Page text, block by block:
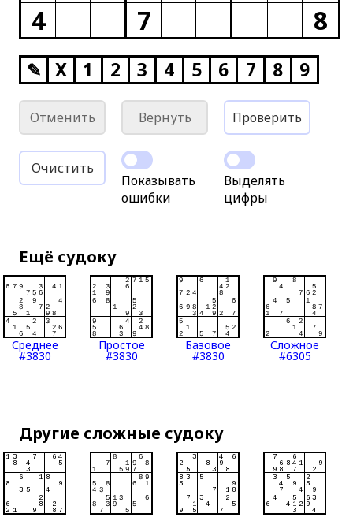
4
7 8
✎ X 1 2 3 4 5 6 7 8 9
Отменить Вернуть Проверить
Очистить
Показывать
ошибки
Выделять
цифры
Ещё судоку
Среднее
#3830
Простое
#3830
Базовое
#3830
Сложное
#6305
Другие сложные судоку